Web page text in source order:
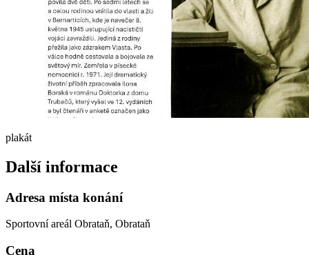
plakát
Další informace
Adresa místa konání
Sportovní areál Obrataň, Obrataň
Cena